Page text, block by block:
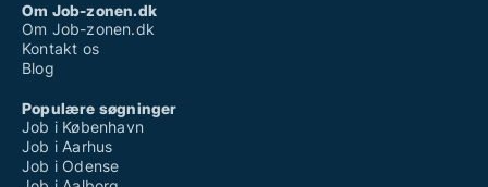
Om Job-zonen.dk
Om Job-zonen.dk
Kontakt os
Blog
Populære søgninger
Job i København
Job i Aarhus
Job i Odense